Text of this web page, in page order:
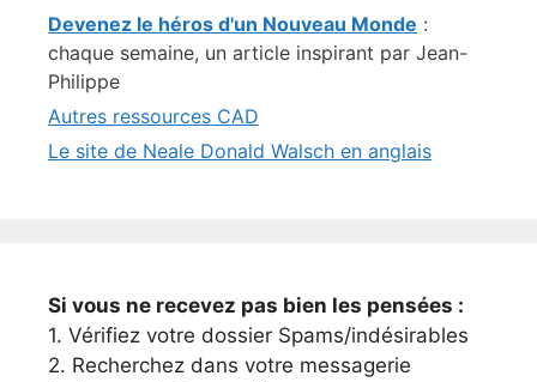
Devenez le héros d'un Nouveau Monde :
chaque semaine, un article inspirant par Jean-
Philippe
Autres ressources CAD
Le site de Neale Donald Walsch en anglais
Si vous ne recevez pas bien les pensées :
1. Vérifiez votre dossier Spams/indésirables
2. Recherchez dans votre messagerie